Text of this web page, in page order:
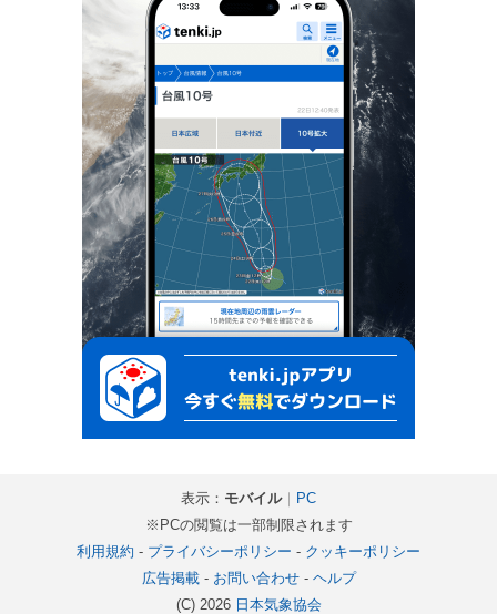
表示： モバイル｜ PC
※PCの閲覧は一部制限されます
利用規約 - プライバシーポリシー - クッキーポリシー
広告掲載- お問い合わせ- ヘルプ
(C) 2026 日本気象協会